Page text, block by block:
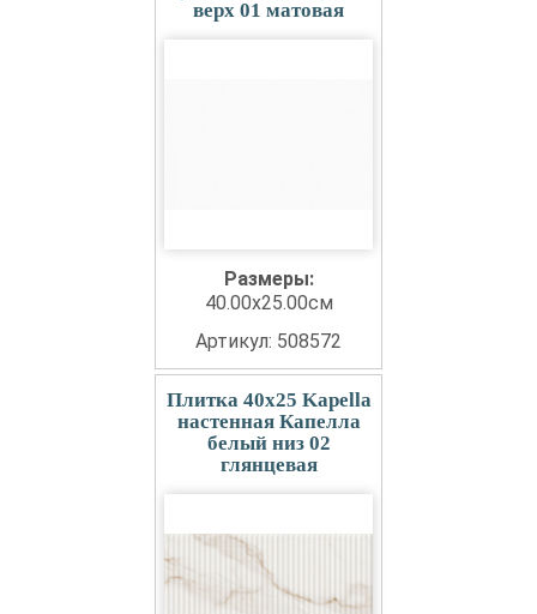
верх 01 матовая
Размеры:
40.00x25.00см
Артикул: 508572
Плитка 40x25 Kapella
настенная Капелла
белый низ 02
глянцевая